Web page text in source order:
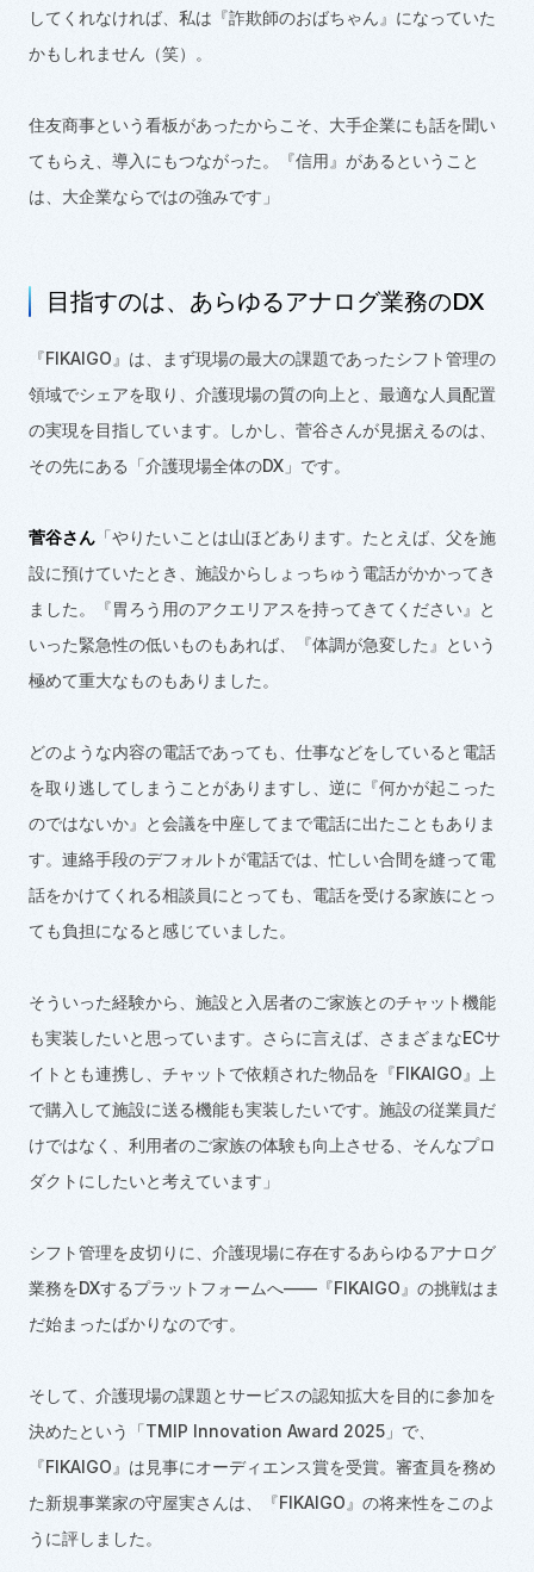
してくれなければ、私は『詐欺師のおばちゃん』になっていた
かもしれません（笑）。
住友商事という看板があったからこそ、大手企業にも話を聞い
てもらえ、導入にもつながった。『信用』があるということ
は、大企業ならではの強みです」
目指すのは、あらゆるアナログ業務のDX
『FIKAIGO 』は、まず現場の最大の課題であったシフト管理の
領域でシェアを取り、介護現場の質の向上と、最適な人員配置
の実現を目指しています。しかし、菅谷さんが見据えるのは、
その先にある「介護現場全体のDX」です。
菅谷さん「やりたいことは山ほどあります。たとえば、父を施
設に預けていたとき、施設からしょっちゅう電話がかかってき
ました。『胃ろう用のアクエリアスを持ってきてください』と
いった緊急性の低いものもあれば、『体調が急変した』という
極めて重大なものもありました。
どのような内容の電話であっても、仕事などをしていると電話
を取り逃してしまうことがありますし、逆に『何かが起こった
のではないか』と会議を中座してまで電話に出たこともありま
す。連絡手段のデフォルトが電話では、忙しい合間を縫って電
話をかけてくれる相談員にとっても、電話を受ける家族にとっ
ても負担になると感じていました。
そういった経験から、施設と入居者のご家族とのチャット機能
も実装したいと思っています。さらに言えば、さまざまなECサ
イトとも連携し、チャットで依頼された物品を『FIKAIGO 』上
で購入して施設に送る機能も実装したいです。施設の従業員だ
けではなく、利用者のご家族の体験も向上させる、そんなプロ
ダクトにしたいと考えています」
シフト管理を皮切りに、介護現場に存在するあらゆるアナログ
業務をDXするプラットフォームへ——『FIKAIGO 』の挑戦はま
だ始まったばかりなのです。
そして、介護現場の課題とサービスの認知拡大を目的に参加を
決めたという「TMIP Innovation Award 2025」で、
『FIKAIGO 』は見事にオーディエンス賞を受賞。審査員を務め
た新規事業家の守屋実さんは、『FIKAIGO 』の将来性をこのよ
うに評しました。